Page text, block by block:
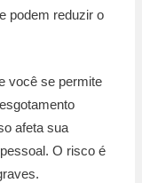
podem reduzir o
você se permite
afeta sua
O risco é